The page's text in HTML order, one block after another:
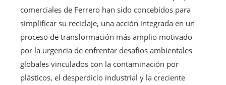
comerciales de Ferrero han sido concebidos para
simplificar su reciclaje, una acción integrada en un
proceso de transformación más amplio motivado
por la urgencia de enfrentar desafíos ambientales
globales vinculados con la contaminación por
plásticos, el desperdicio industrial y la creciente